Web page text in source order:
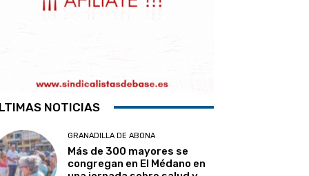
NOTICIAS
GRANADILLA DE ABONA
Más de 300 mayores se
congregan en El Médano en